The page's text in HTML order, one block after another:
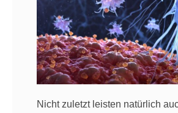
Nicht zuletzt leisten natürlich